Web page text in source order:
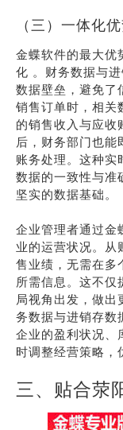
（三）一体化
金蝶软件的最大优
化 。财务数据与
数据壁垒，避免了
销售订单时，相关
的销售收入与应收
后，财务部门也能
账务处理。这种实
数据的一致性与准
坚实的数据基础。
企业管理者通过金
业的运营状况。从
售业绩，无需在多
所需信息。这不仅
局视角出发，做
务数据与进销存数
企业的盈利状况、
时调整经营策略，
三、贴合荥